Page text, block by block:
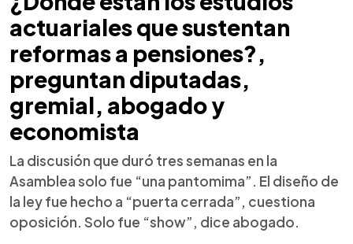
actuariales que sustentan
reformas a pensiones?,
preguntan diputadas,
gremial, abogado y
economista
La discusión que duró tres semanas en la
Asamblea solo fue “una pantomima”. El diseño de
la ley fue hecho a “puerta cerrada”, cuestiona
oposición. Solo fue “show”, dice abogado.